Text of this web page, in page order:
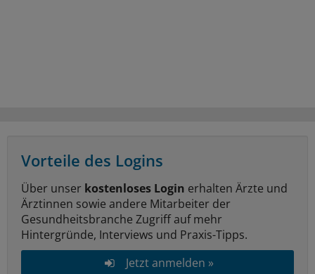
Vorteile des Logins
Über unser kostenloses Login erhalten Ärzte und
Ärztinnen sowie andere Mitarbeiter der
Gesundheitsbranche Zugriff auf mehr
Hintergründe, Interviews und Praxis-Tipps.
Jetzt anmelden »